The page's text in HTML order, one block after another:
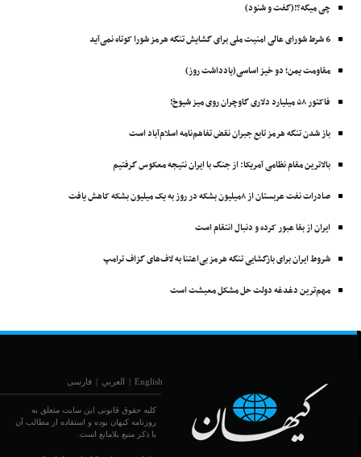
چی میگه؟!(گفت و شنود)
6 شرط شورای عالی امنیت ملی برای گشایش تنگه هرمز شورا کوتاه نمی‌آید
مقاومت یمن؛ دو خیز اساسی(یادداشت روز)
فاکتور ۵۸ میلیارد دلاری گاوچران روی میز شیوخ!
باز شدن تنگه هرمز تابع جبران نقض تفاهم‌نامه اسلام‌آباد است
بالاترین مقام نظامی آمریکا: از جنگ با ایران نتیجه معکوس گرفتیم
صادرات نفت عربستان از ۸میلیون بشکه در روز به یک میلیون بشکه کاهش یافت
ایران از بقا عبور کرده و دنبال انتقام است
شروط ایران برای بازگشایی تنگه هرمز بی‌اعتنا به لاف‌های گزاف ترامپ
مهم‌ترین دغدغه دولت حل مشکل معیشت است
English
| العربي | فارسی
کلیه حقوق قانونی این سایت متعلق به
روزنامه کیهان بوده و استفاده از مطالب آن
با ذکر منبع بلامانع است.